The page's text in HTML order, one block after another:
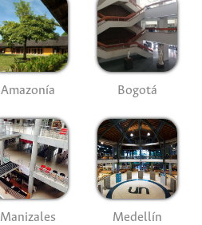
Amazonía Bogotá
Manizales Medellín